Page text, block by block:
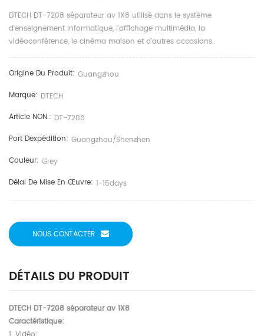
DTECH DT-7208 séparateur av 1X8 utilisé dans le système
d'enseignement informatique, l'affichage multimédia, la
vidéoconférence, le cinéma maison et d'autres occasions.
Origine Du Produit: Guangzhou
Marque: DTECH
Article NON.: DT-7208
Port Dexpédition: Guangzhou/shenzhen
Couleur: Grey
Délai De Mise En Œuvre: 1-15days
NOUS CONTACTER
DÉTAILS DU PRODUIT
DTECH DT-7208 séparateur av 1X8
Caractéristique: